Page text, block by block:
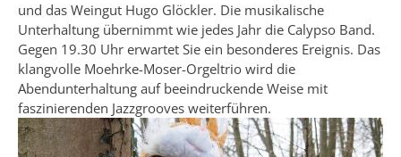
und das Weingut Hugo Glöckler. Die musikalische
Unterhaltung übernimmt wie jedes Jahr die Calypso Band.
Gegen 19.30 Uhr erwartet Sie ein besonderes Ereignis. Das
klangvolle Moehrke-Moser-Orgeltrio wird die
Abendunterhaltung auf beeindruckende Weise mit
faszinierenden Jazzgrooves weiterführen.